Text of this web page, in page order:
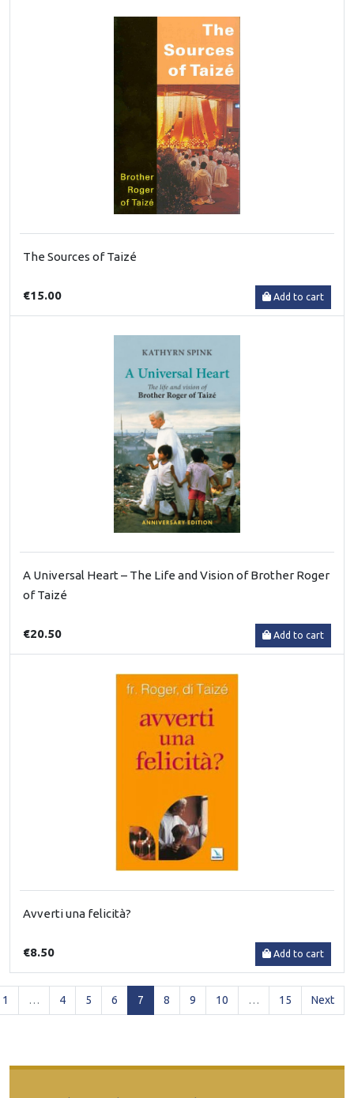
The Sources of Taizé
€15.00 Add to cart
A Universal Heart – The Life and Vision of Brother Roger
of Taizé
€20.50 Add to cart
Avverti una felicità?
€8.50 Add to cart
1 … 4 5 6 7 (current)
8 9 10 … 15 Next